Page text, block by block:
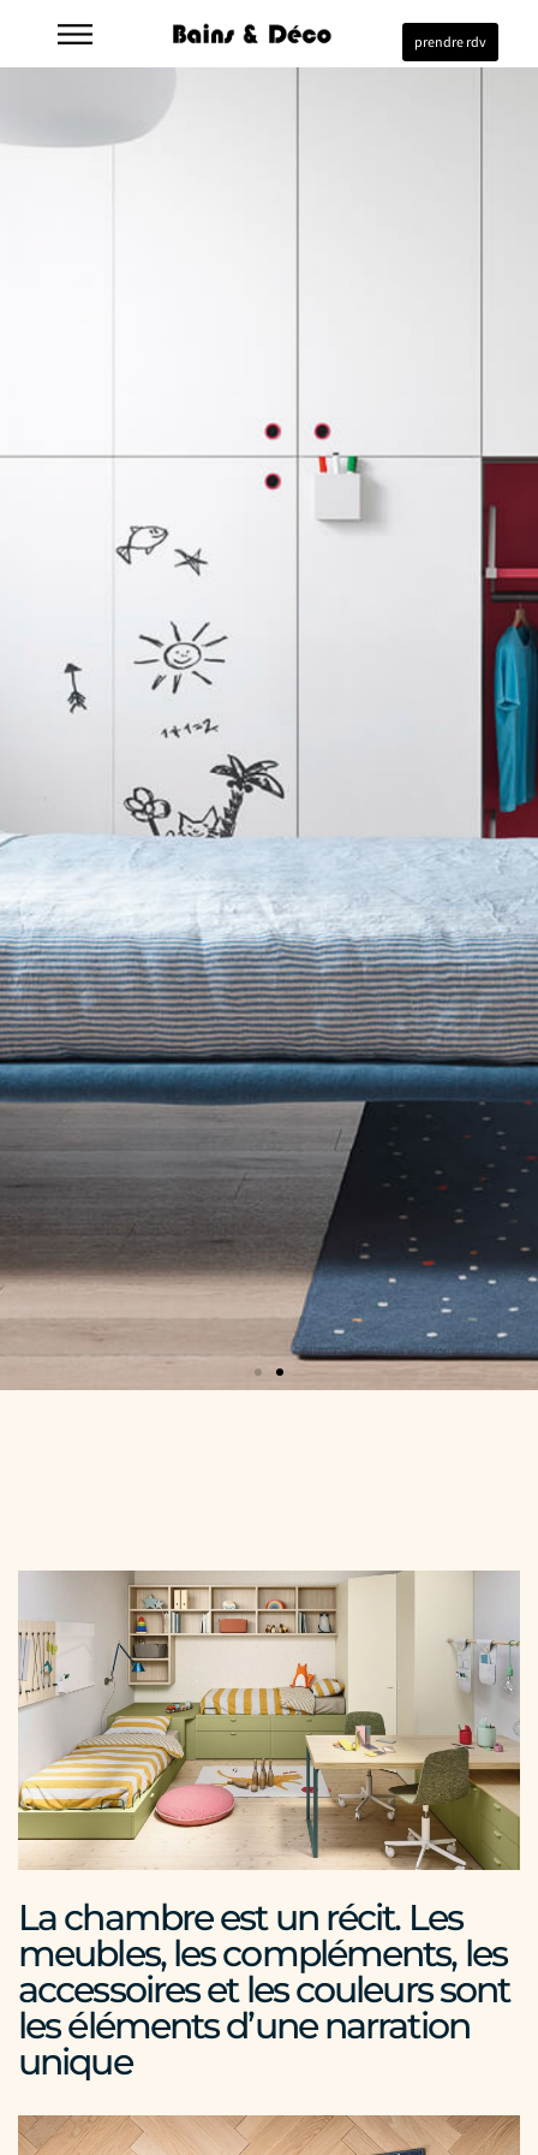
prendre rdv
living
Chambres
Enfants
découvrir
La chambre est un récit. Les
meubles, les compléments, les
accessoires et les couleurs sont
les éléments d’une narration
unique